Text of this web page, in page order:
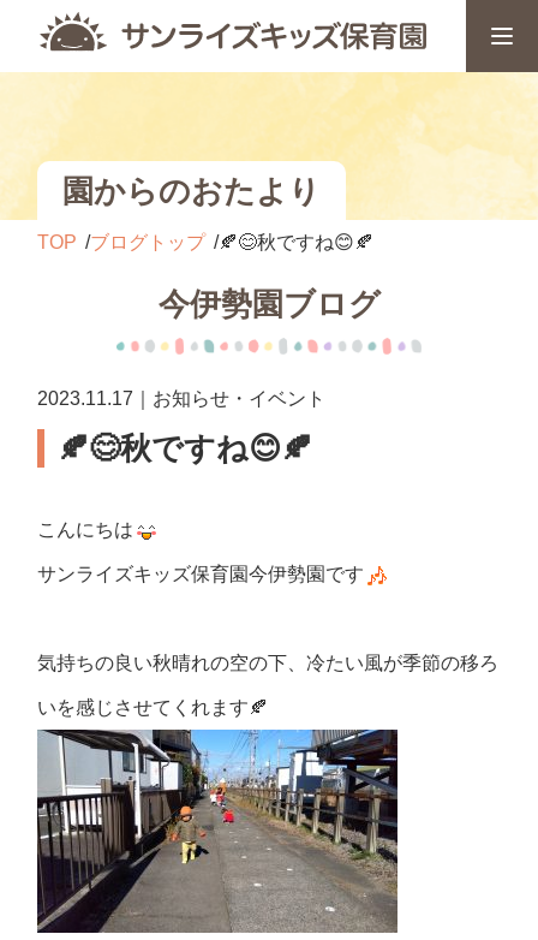
園からのおたより
TOP ブログトップ 🍂😊秋ですね😊🍂
今伊勢園ブログ
2023.11.17｜お知らせ・イベント
🍂😊秋ですね😊🍂
こんにちは
サンライズキッズ保育園今伊勢園です
気持ちの良い秋晴れの空の下、冷たい風が季節の移ろ
いを感じさせてくれます🍂